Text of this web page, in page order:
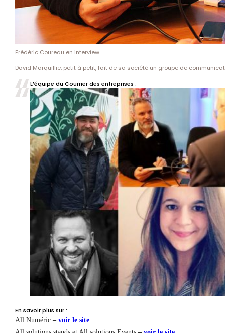
Frédéric Coureau en interview
David Marquillie, petit à petit, fait de sa société un groupe de
L’équipe du Courrier des entreprises :
En savoir plus sur :
All Numéric – voir le site